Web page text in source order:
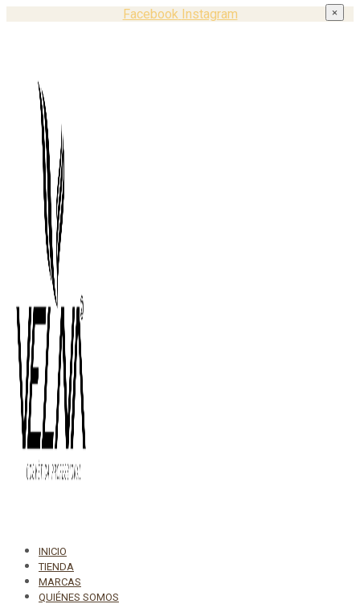
Facebook Instagram
INICIO
TIENDA
MARCAS
QUIÉNES SOMOS
×